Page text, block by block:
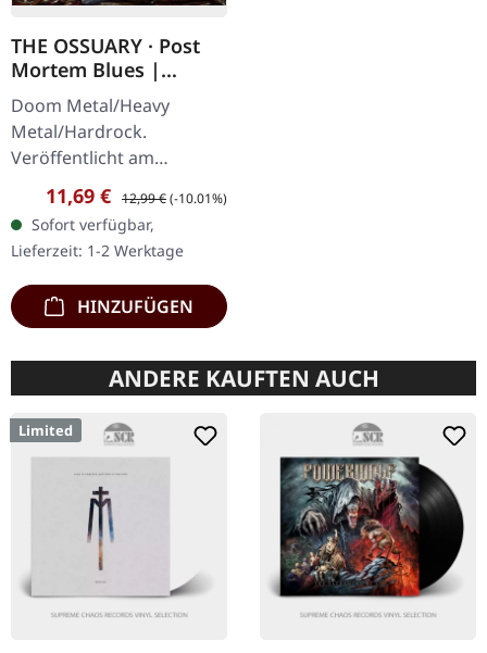
THE OSSUARY · Post
Mortem Blues |
DIGIPAK CD
Doom Metal/Heavy
Metal/Hardrock.
Veröffentlicht am
17.02.2017, auf Supreme
Chaos Records. Limitierte
Erstauflage als Digipak.
Debüt-Album der…
Verkaufspreis:
11,69 € Regulärer Preis:
12,99 €(-10.01%)
Sofort verfügbar,
Lieferzeit: 1-2 Werktage
HINZUFÜGEN
ANDERE KAUFTEN AUCH
Limited